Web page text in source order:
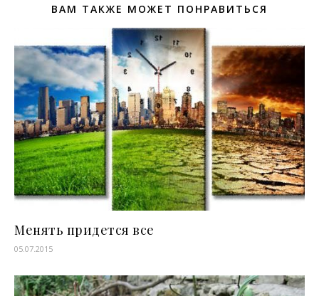
ВАМ ТАКЖЕ МОЖЕТ ПОНРАВИТЬСЯ
Менять придется все
05.07.2015